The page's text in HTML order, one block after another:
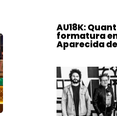
AU18K:
formatura
Aparecida